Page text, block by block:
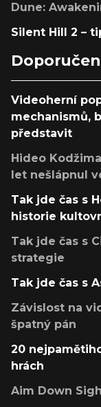
Dune:
Silent Hill 2 –
Videoherní
mechanismů,
představit
Hideo
let nešlápnul
Tak jde čas s
historie
Tak jde čas s
strategie
Tak jde čas s
Závislost na
špatný pán
20
hrách
Aim Down